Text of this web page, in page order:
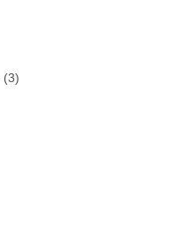
(3)